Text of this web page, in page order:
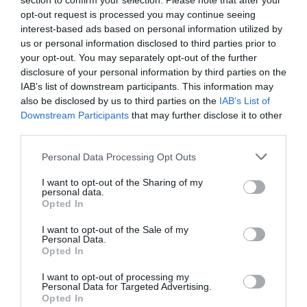
opt-out request is processed you may continue seeing
interest-based ads based on personal information utilized by
us or personal information disclosed to third parties prior to
your opt-out. You may separately opt-out of the further
disclosure of your personal information by third parties on the
IAB’s list of downstream participants. This information may
also be disclosed by us to third parties on the IAB’s List of
Downstream Participants that may further disclose it to other
Personal Data Processing Opt Outs
I want to opt-out of the Sharing of my
personal data.
Opted In
I want to opt-out of the Sale of my
Personal Data.
Opted In
I want to opt-out of processing my
Personal Data for Targeted Advertising.
Opted In
اقرأ أيضاً :
كيف يمكنني تسجيل الدخول إلى حسابي على
Instagram؟